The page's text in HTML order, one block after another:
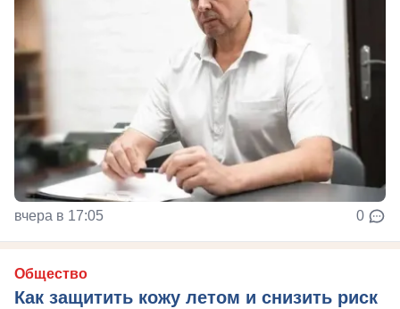
вчера в 17:05 0
Общество
Как защитить кожу летом и снизить риск